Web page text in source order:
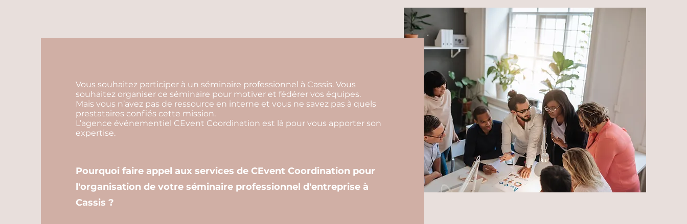
Vous souhaitez participer à un séminaire professionnel à Cassis. Vous
souhaitez organiser ce séminaire pour motiver et fédérer vos équipes.
Mais vous n’avez pas de ressource en interne et vous ne savez pas à quels
prestataires confiés cette mission.
L’agence événementiel CEvent Coordination est là pour vous apporter son
expertise.
Pourquoi faire appel aux services de CEvent Coordination pour
l'organisation de votre séminaire professionnel d'entreprise à
Cassis ?